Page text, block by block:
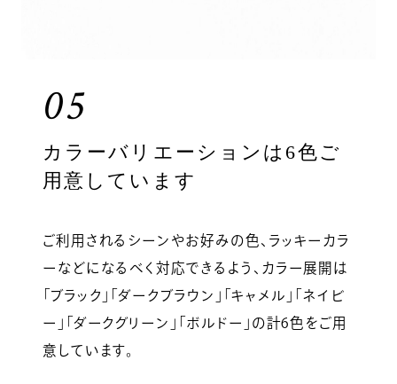
05
カラーバリエーションは6色ご
用意しています
ご利用されるシーンやお好みの色、ラッキーカラ
ーなどになるべく対応できるよう、カラー展開は
「ブラック」「ダークブラウン」「キャメル」「ネイビ
ー」「ダークグリーン」「ボルドー」の計6色をご用
意しています。